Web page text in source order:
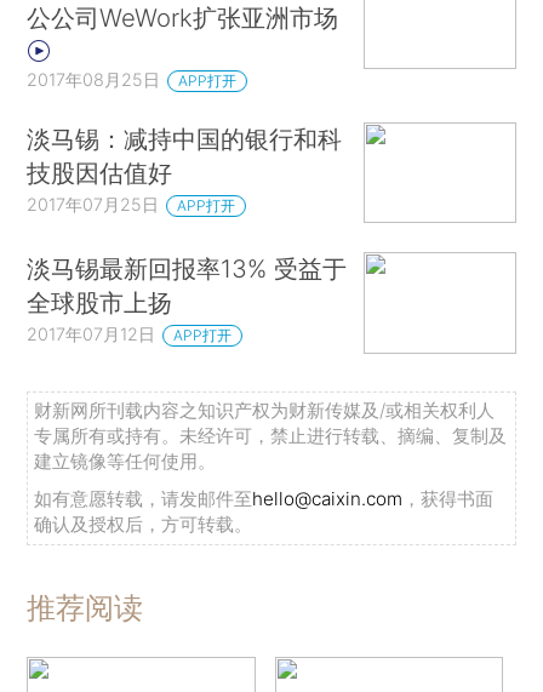
公公司WeWork扩张亚洲市场
2017年08月25日 APP打开
淡马锡：减持中国的银行和科
技股因估值好
2017年07月25日 APP打开
淡马锡最新回报率13% 受益于
全球股市上扬
2017年07月12日 APP打开
财新网所刊载内容之知识产权为财新传媒及/或相关权利人
专属所有或持有。未经许可，禁止进行转载、摘编、复制及
建立镜像等任何使用。
如有意愿转载，请发邮件至hello@caixin.com ，获得书面
确认及授权后，方可转载。
推荐阅读